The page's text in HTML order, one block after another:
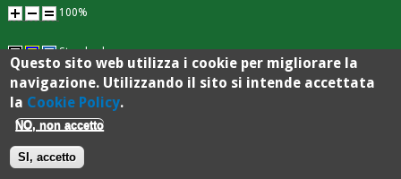
100%
Standard
Questo sito web utilizza i cookie per migliorare la
navigazione. Utilizzando il sito si intende accettata
la Cookie Policy.
NO, non accetto
SI, accetto